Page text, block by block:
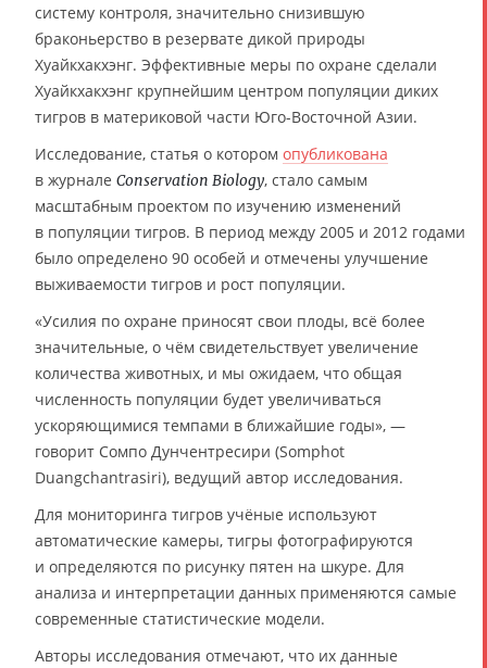
систему контроля, значительно снизившую
браконьерство в резервате дикой природы
Хуайкхакхэнг. Эффективные меры по охране сделали
Хуайкхакхэнг крупнейшим центром популяции диких
тигров в материковой части Юго-Восточной Азии.
Исследование, статья о котором опубликована
в журнале Conservation Biology, стало самым
масштабным проектом по изучению изменений
в популяции тигров. В период между 2005 и 2012 годами
было определено 90 особей и отмечены улучшение
выживаемости тигров и рост популяции.
«Усилия по охране приносят свои плоды, всё более
значительные, о чём свидетельствует увеличение
количества животных, и мы ожидаем, что общая
численность популяции будет увеличиваться
ускоряющимися темпами в ближайшие годы», —
говорит Сомпо Дунчентресири (Somphot
Duangchantrasiri), ведущий автор исследования.
Для мониторинга тигров учёные используют
автоматические камеры, тигры фотографируются
и определяются по рисунку пятен на шкуре. Для
анализа и интерпретации данных применяются самые
современные статистические модели.
Авторы исследования отмечают, что их данные